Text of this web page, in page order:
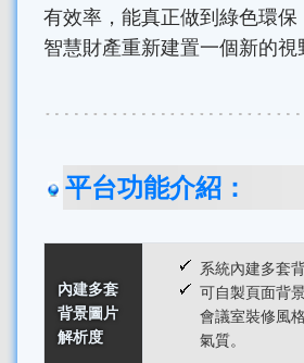
有效率，能真正做到綠色環
智慧財產重新建置一個新的視
平台功能介紹：
內建多套
背景圖片
解析度
系統內建多套
可自製頁面背
會議室裝修風
氣質。